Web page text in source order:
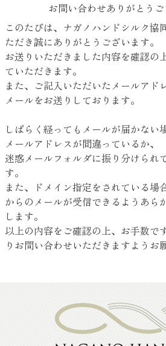
お問い合わせありがとうご
このたびは、ナガノハンドシルク協
ただき誠にありがとうございます。
お送りいただきました内容を確認の
ていただきます。
また、ご記入いただいたメールアド
メールをお送りしております。
しばらく経ってもメールが届かない
メールアドレスが間違っているか、
迷惑メールフォルダに振り分けられ
す。
また、ドメイン指定をされている場
からのメールが受信できるようあら
します。
以上の内容をご確認の上、お手数で
りお問い合わせいただきますようお